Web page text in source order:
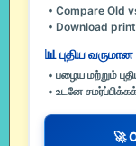
• Compare Old
• Download
📊 புதிய
• பழைய மற்றும்
• உடனே
🚀